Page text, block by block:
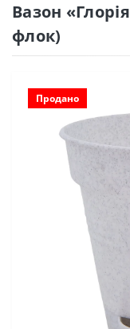
Вазон
флок)
Продано